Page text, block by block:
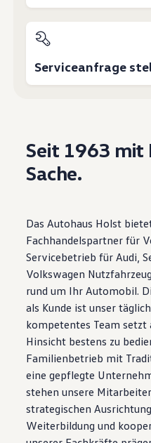
myVolkswagen
Reparaturen
Motorenöl
Räder und
Digitale Extras
Dienste für
Volkswagen
Handy und
Updates für
Über Ihr Auto
Volkswagen
Warn- und
Digitale
Live Beratung
Magazin
Lifestyle
Transport
Familie
Serviceanfrage
Seit 1963 mit
Sache.
Das Autohaus Holst
Fachhandelspartner für
Servicebetrieb für Audi,
Volkswagen
rund um Ihr Automobil.
als Kunde ist unser
kompetentes Team setzt
Hinsicht bestens zu
Familienbetrieb mit
eine gepflegte
stehen unsere
strategischen
Weiterbildung und